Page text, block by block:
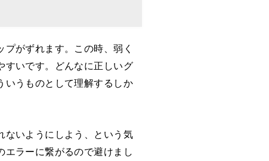
がずれます。この時、弱く
すいです。どんなに正しいグ
いうものとして理解するしか
ないようにしよう、という気
ラーに繋がるので避けまし